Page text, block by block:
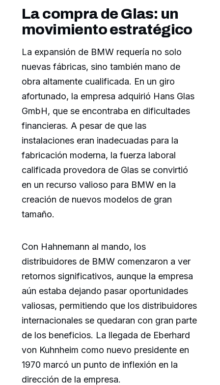
La compra de Glas: un
movimiento estratégico
La expansión de BMW requería no solo
nuevas fábricas, sino también mano de
obra altamente cualificada. En un giro
afortunado, la empresa adquirió Hans Glas
GmbH, que se encontraba en dificultades
financieras. A pesar de que las
instalaciones eran inadecuadas para la
fabricación moderna, la fuerza laboral
calificada provedora de Glas se convirtió
en un recurso valioso para BMW en la
creación de nuevos modelos de gran
tamaño.
Con Hahnemann al mando, los
distribuidores de BMW comenzaron a ver
retornos significativos, aunque la empresa
aún estaba dejando pasar oportunidades
valiosas, permitiendo que los distribuidores
internacionales se quedaran con gran parte
de los beneficios. La llegada de Eberhard
von Kuhnheim como nuevo presidente en
1970 marcó un punto de inflexión en la
dirección de la empresa.